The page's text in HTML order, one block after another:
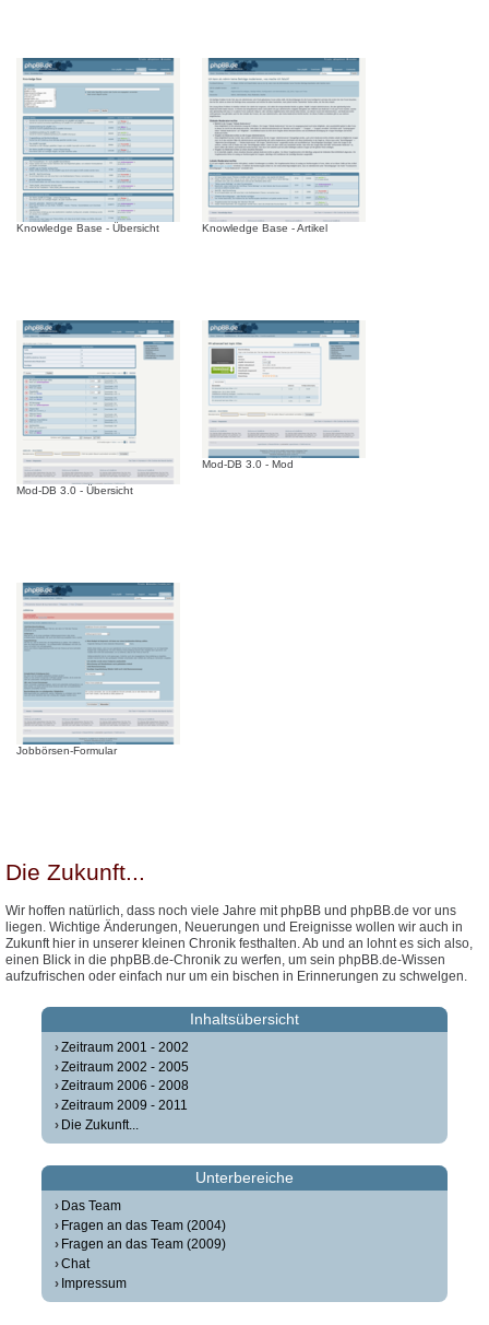
Knowledge Base - Übersicht Knowledge Base - Artikel
Mod-DB 3.0 - Übersicht
Mod-DB 3.0 - Mod
Jobbörsen-Formular
Die Zukunft...
Wir hoffen natürlich, dass noch viele Jahre mit phpBB und phpBB.de vor uns
liegen. Wichtige Änderungen, Neuerungen und Ereignisse wollen wir auch in
Zukunft hier in unserer kleinen Chronik festhalten. Ab und an lohnt es sich also,
einen Blick in die phpBB.de-Chronik zu werfen, um sein phpBB.de-Wissen
aufzufrischen oder einfach nur um ein bischen in Erinnerungen zu schwelgen.
Inhaltsübersicht
Zeitraum 2001 - 2002
Zeitraum 2002 - 2005
Zeitraum 2006 - 2008
Zeitraum 2009 - 2011
Die Zukunft...
Unterbereiche
Das Team
Fragen an das Team (2004)
Fragen an das Team (2009)
Chat
Impressum